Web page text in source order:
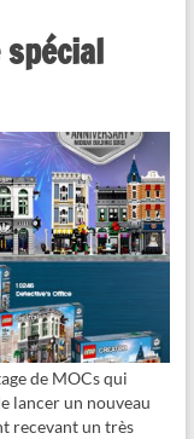
de MOCs qui
lancer un nouveau
recevant un très